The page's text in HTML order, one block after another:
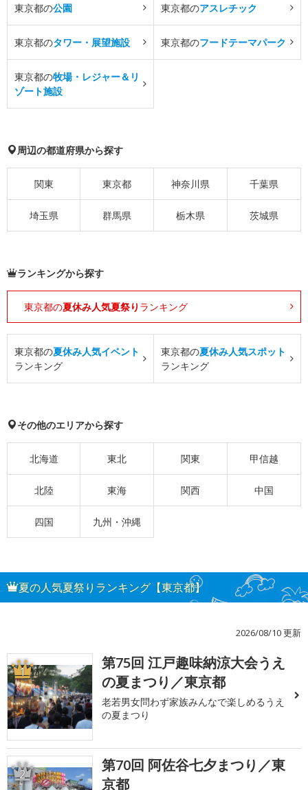
東京都の公園 東京都のアスレチック
東京都のタワー・展望施設 東京都のフードテーマパーク
東京都の牧場・レジャー＆リ
ゾート施設
周辺の都道府県から探す
関東 東京都 神奈川県 千葉県
埼玉県 群馬県 栃木県 茨城県
ランキングから探す
東京都の夏休み人気夏祭り ランキング
東京都の夏休み人気イベント
ランキング
東京都の夏休み人気スポット
ランキング
その他のエリアから探す
北海道 東北 関東 甲信越
北陸 東海 関西 中国
四国 九州・沖縄
夏の人気夏祭りランキング【東京都】
2026/08/10 更新
1
第75回 江戸趣味納涼大会うえ
の夏まつり／東京都
老若男女問わず家族みんなで楽しめるうえ
の夏まつり
2
第70回 阿佐谷七夕まつり／東
京都